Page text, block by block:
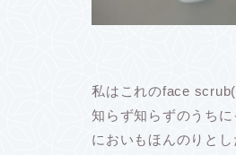
私はこれのface
知らず知らずのうち
においもほんのりと